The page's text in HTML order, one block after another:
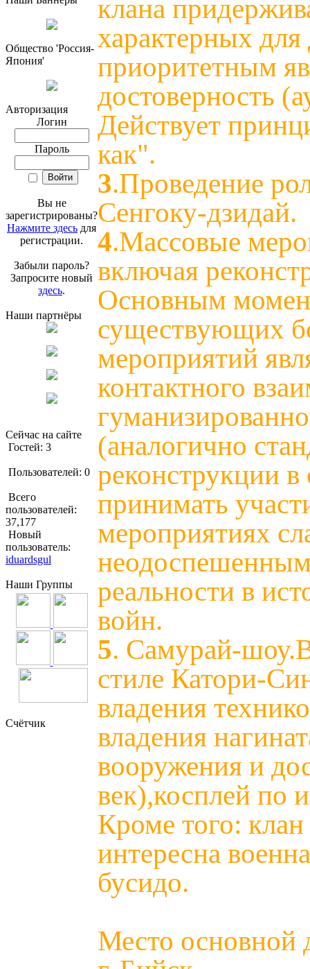
Общество 'Россия-
Япония'
Авторизация
Логин
Пароль
Вы не
зарегистрированы?
Нажмите здесь для
регистрации.
Забыли пароль?
Запросите новый
здесь.
Наши партнёры
Сейчас на сайте
Гостей: 3
Пользователей: 0
Всего
пользователей:
37,177
Новый
пользователь:
iduardsgul
Наши Группы
Счётчик
клана
характерных
приоритетным
достоверность
Действует
как".
3.Проведение
Сенгоку-дзидай.
4.Массовые
включая
Основным
существующих
мероприятий
контактного
(аналогично
реконструкции
принимать
мероприятиях
реальности в
войн.
5. Самурай-
стиле Катори-
владения
владения
вооружения и
век),косплей по
Кроме того:
интересна
бусидо.
Место основной